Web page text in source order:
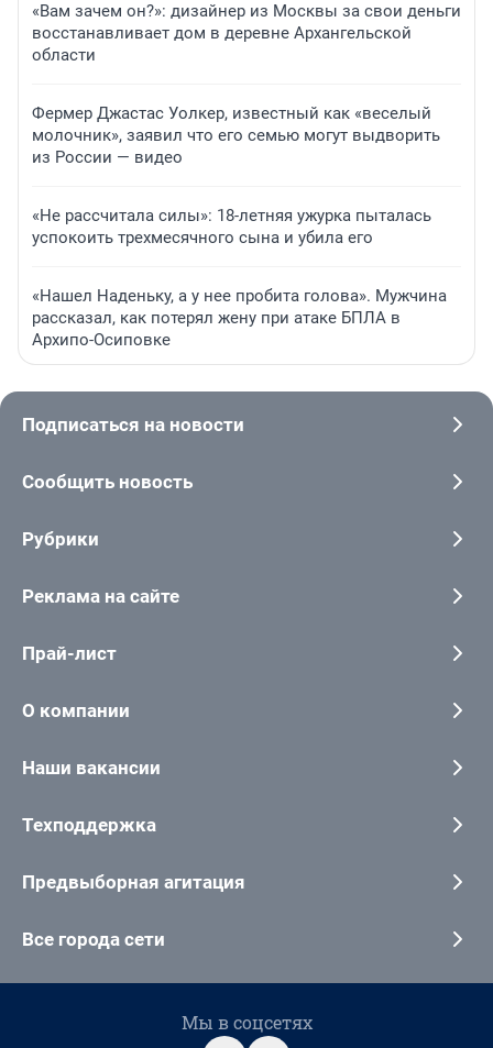
«Вам зачем он?»: дизайнер из Москвы за свои деньги
восстанавливает дом в деревне Архангельской
области
Фермер Джастас Уолкер, известный как «веселый
молочник», заявил что его семью могут выдворить
из России — видео
«Не рассчитала силы»: 18-летняя ужурка пыталась
успокоить трехмесячного сына и убила его
«Нашел Наденьку, а у нее пробита голова». Мужчина
рассказал, как потерял жену при атаке БПЛА в
Архипо-Осиповке
Подписаться на новости
Сообщить новость
Рубрики
Реклама на сайте
Прай-лист
О компании
Наши вакансии
Техподдержка
Предвыборная агитация
Все города сети
Мы в соцсетях